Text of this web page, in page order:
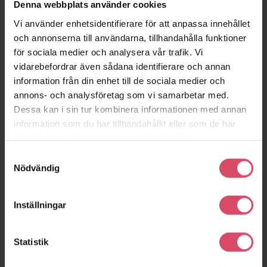
Denna webbplats använder cookies
Vi använder enhetsidentifierare för att anpassa innehållet
och annonserna till användarna, tillhandahålla funktioner
för sociala medier och analysera vår trafik. Vi
vidarebefordrar även sådana identifierare och annan
information från din enhet till de sociala medier och
annons- och analysföretag som vi samarbetar med.
Dessa kan i sin tur kombinera informationen med annan
information som du har tillhandahållit eller som de har
samlat in när du har använt deras tjänster.
Nödvändig
Inställningar
Statistik
Som alternativ till murar i helsten kan man göra murar där ena
sidan är tegel och baksidan är t.ex. betong.